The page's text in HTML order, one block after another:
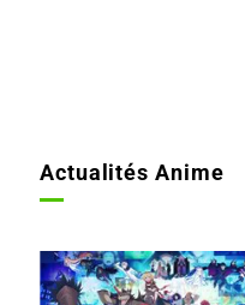
Actualités Anime